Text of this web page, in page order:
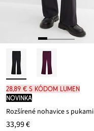
28,89 € s kódom LUMEN
novinka
Rozšírené nohavice s pukami
33,99 €